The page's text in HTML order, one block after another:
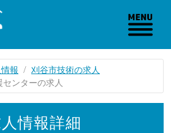
報
刈谷市技術の求人
センターの求人
情報詳細